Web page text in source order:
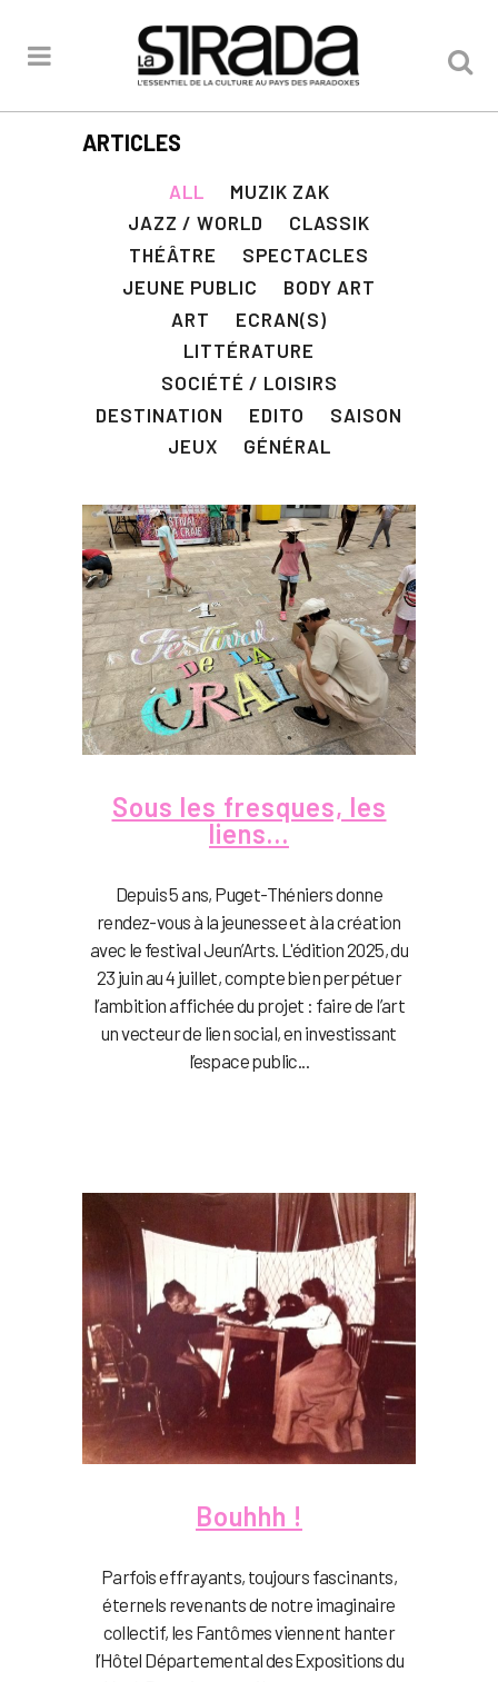
ARTICLES
ALL
MUZIK ZAK
JAZZ / WORLD
CLASSIK
THÉÂTRE
SPECTACLES
JEUNE PUBLIC
BODY ART
ART
ECRAN(S)
LITTÉRATURE
SOCIÉTÉ / LOISIRS
DESTINATION
EDITO
SAISON
JEUX
GÉNÉRAL
Sous les fresques, les
liens…
Depuis 5 ans, Puget-Théniers donne
rendez-vous à la jeunesse et à la création
avec le festival Jeun’Arts. L'édition 2025, du
23 juin au 4 juillet, compte bien perpétuer
l’ambition affichée du projet : faire de l’art
un vecteur de lien social, en investissant
l’espace public...
Bouhhh !
Parfois effrayants, toujours fascinants,
éternels revenants de notre imaginaire
collectif, les Fantômes viennent hanter
l’Hôtel Départemental des Expositions du